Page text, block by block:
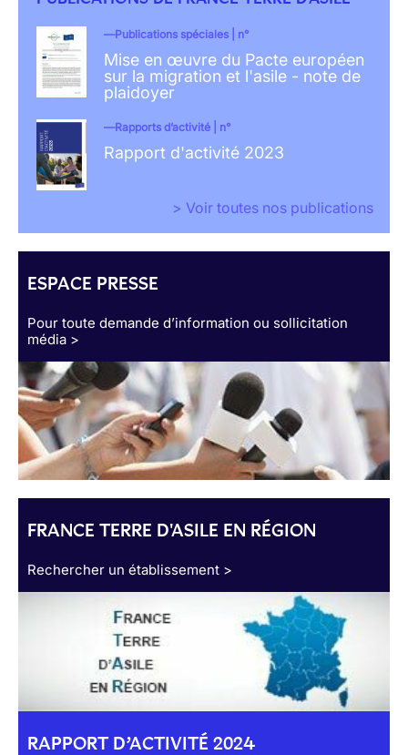
Publications spéciales | n°
Mise en œuvre du Pacte européen
sur la migration et l'asile - note de
plaidoyer
Rapports d’activité | n°
Rapport d'activité 2023
> Voir toutes nos publications
ESPACE PRESSE
Pour toute demande d’information ou sollicitation
média >
FRANCE TERRE D'ASILE EN RÉGION
Rechercher un établissement >
RAPPORT D’ACTIVITÉ 2024